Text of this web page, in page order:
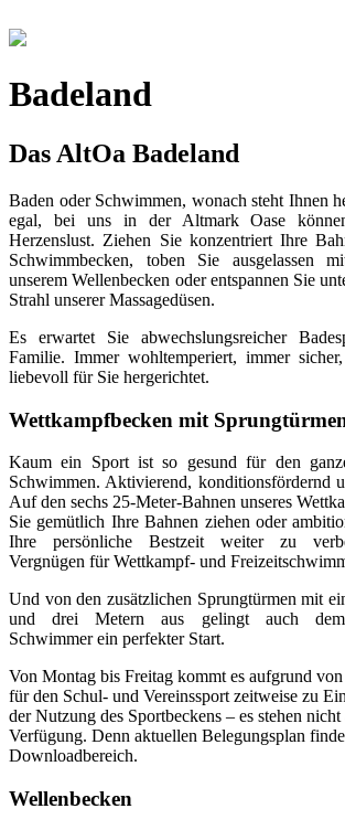
Badeland
Das AltOa Badeland
Baden oder Schwimmen, wonach steht Ihnen
egal, bei uns in der Altmark Oase
Herzenslust. Ziehen Sie konzentriert Ihre
Schwimmbecken, toben Sie ausgelassen
unserem Wellenbecken oder entspannen Sie
Strahl unserer Massagedüsen.
Es erwartet Sie abwechslungsreicher
Familie. Immer wohltemperiert, immer
liebevoll für Sie hergerichtet.
Wettkampfbecken mit
Kaum ein Sport ist so gesund für den
Schwimmen. Aktivierend, konditionsfördernd
Auf den sechs 25-Meter-Bahnen unseres
Sie gemütlich Ihre Bahnen ziehen oder
Ihre persönliche Bestzeit weiter zu
Vergnügen für Wettkampf- und
Und von den zusätzlichen Sprungtürmen mit
und drei Metern aus gelingt auch dem
Schwimmer ein perfekter Start.
Von Montag bis Freitag kommt es aufgrund
für den Schul- und Vereinssport zeitweise zu
der Nutzung des Sportbeckens – es stehen
Verfügung. Denn aktuellen Belegungsplan
Downloadbereich.
Wellenbecken